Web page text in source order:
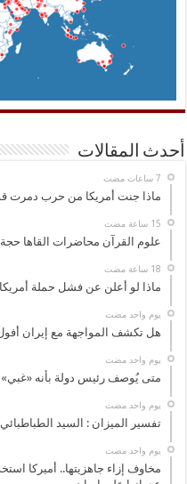
أحدث المقالات
ماذا جنت أمريكا من حرب دمرت
علوم القرآن محاضرات القاها حجة
ماذا لو أعلن عن فشل حملة
‏يوم واحد مضت
هل تكشف المواجهة مع إيران أفول
‏يوم واحد مضت
متى يُوصف رئيس دولة بأنه «غبي»
‏يوم واحد مضت
تفسير الميزان : السيد الطباطبائي
‏يوم واحد مضت
مخاوف إزاء جاهزيتها.. أميركا